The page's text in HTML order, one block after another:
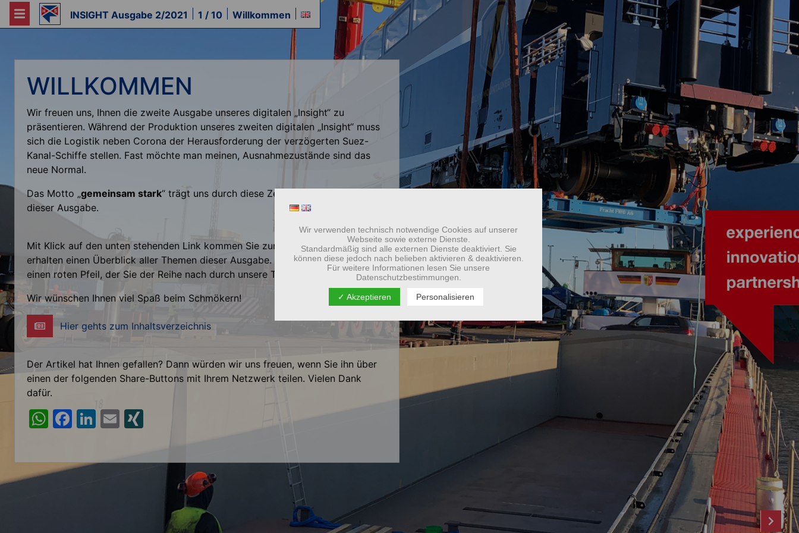
INSIGHT Ausgabe 2/2021 1 / 10 Willkommen
WILLKOMMEN
Wir freuen uns, Ihnen die zweite Ausgabe unseres digitalen „Insight“ zu
präsentieren. Während der Produktion unseres zweiten digitalen „Insight“ muss
sich die Logistik neben Corona der Herausforderung der verzögerten Suez-
Kanal-Schiffe stellen. Fast möchte man meinen, Ausnahmezustände sind das
neue Normal.
Das Motto „gemeinsam stark“ trägt uns durch diese Zeit und ist auch Titel
dieser Ausgabe.
Mit Klick auf den unten stehenden Link kommen Sie zum Inhaltsverzeichnis und
erhalten einen Überblick aller Themen dieser Ausgabe. Unten rechts finden Sie
einen roten Pfeil, der Sie der Reihe nach durch unsere Themen führt.
Wir wünschen Ihnen viel Spaß beim Schmökern!
Hier gehts zum Inhaltsverzeichnis
Der Artikel hat Ihnen gefallen? Dann würden wir uns freuen, wenn Sie ihn über
einen der folgenden Share-Buttons mit Ihrem Netzwerk teilen. Vielen Dank
dafür.
W
at
s
F
c
e
Li
k
E
ai G
Wir verwenden technisch notwendige Cookies auf unserer
Webseite sowie externe Dienste.
Standardmäßig sind alle externen Dienste deaktiviert. Sie
können diese jedoch nach belieben aktivieren & deaktivieren.
Für weitere Informationen lesen Sie unsere
Datenschutzbestimmungen.
✓ Akzeptieren Personalisieren